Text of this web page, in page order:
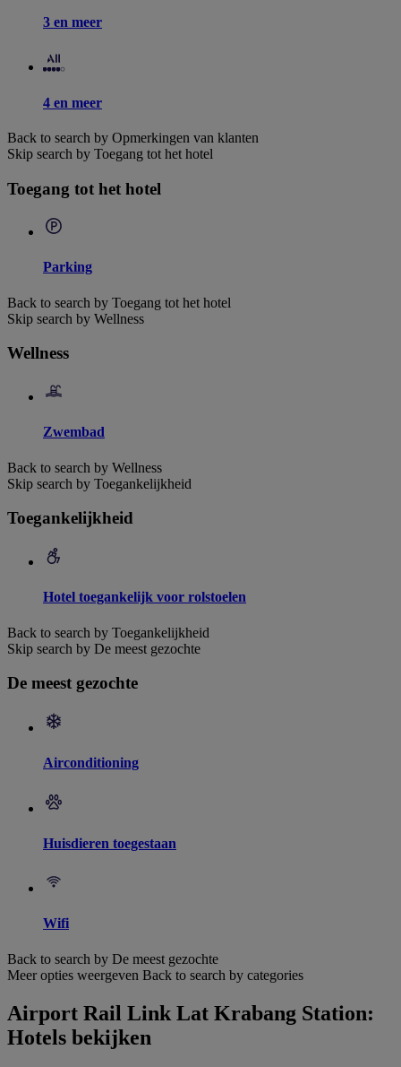
3 en meer
4 en meer
Back to search by Opmerkingen van klanten
Skip search by Toegang tot het hotel
Toegang tot het hotel
Parking
Back to search by Toegang tot het hotel
Skip search by Wellness
Wellness
Zwembad
Back to search by Wellness
Skip search by Toegankelijkheid
Toegankelijkheid
Hotel toegankelijk voor rolstoelen
Back to search by Toegankelijkheid
Skip search by De meest gezochte
De meest gezochte
Airconditioning
Huisdieren toegestaan
Wifi
Back to search by De meest gezochte
Meer opties weergeven Back to search by categories
Airport Rail Link Lat Krabang Station:
Hotels bekijken